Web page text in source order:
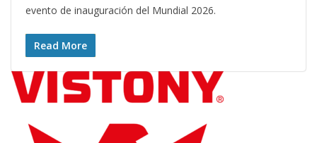
evento de inauguración del Mundial 2026.
Read More